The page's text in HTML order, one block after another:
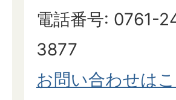
電話番号: 0761-
3877
お問い合わせは